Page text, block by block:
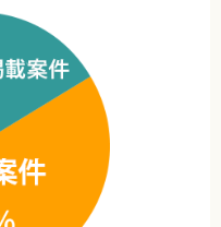
コンパクトな「今」だけです。
業を前進させ、社会に価値ある
す。
ダクト開発体制および組織基
。
務を効率化するSaaSを自社で
す。
上成長と黒字経営を実現して